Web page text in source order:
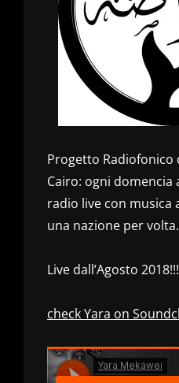
Progetto Radiofonico
Cairo: ogni domencia
radio live con musica
una nazione per volta.
Live dall’Agosto
check Yara on